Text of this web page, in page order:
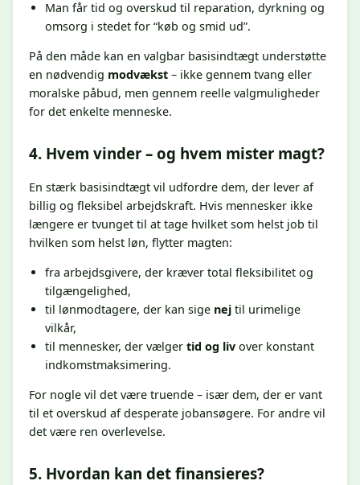
Man får tid og overskud til reparation, dyrkning og
omsorg i stedet for “køb og smid ud”.
På den måde kan en valgbar basisindtægt understøtte
en nødvendig modvækst – ikke gennem tvang eller
moralske påbud, men gennem reelle valgmuligheder
for det enkelte menneske.
4. Hvem vinder – og hvem mister magt?
En stærk basisindtægt vil udfordre dem, der lever af
billig og fleksibel arbejdskraft. Hvis mennesker ikke
længere er tvunget til at tage hvilket som helst job til
hvilken som helst løn, flytter magten:
fra arbejdsgivere, der kræver total fleksibilitet og
tilgængelighed,
til lønmodtagere, der kan sige nej til urimelige
vilkår,
til mennesker, der vælger tid og liv over konstant
indkomstmaksimering.
For nogle vil det være truende – især dem, der er vant
til et overskud af desperate jobansøgere. For andre vil
det være ren overlevelse.
5. Hvordan kan det finansieres?